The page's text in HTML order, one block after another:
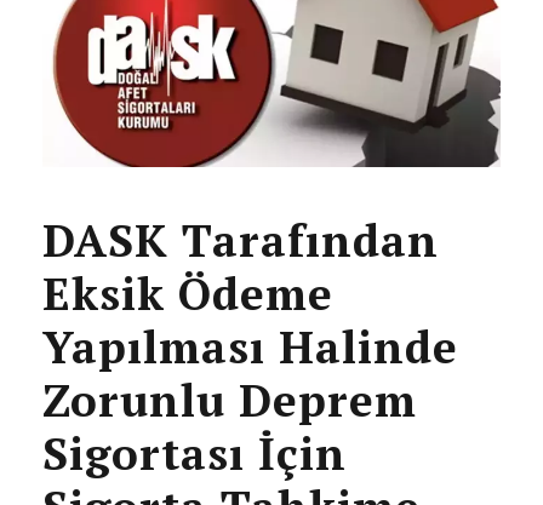
DASK Tarafından
Eksik Ödeme
Yapılması Halinde
Zorunlu Deprem
Sigortası İçin